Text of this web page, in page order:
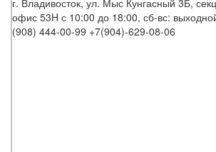
спонсор не сопровождает ребенка в
необходимо предоставить справку с
выписку с банковского счета.
офис 53H с 10:00 до 18:00, сб-вс:
(908) 444-00-99 +7(904)-629-08-06